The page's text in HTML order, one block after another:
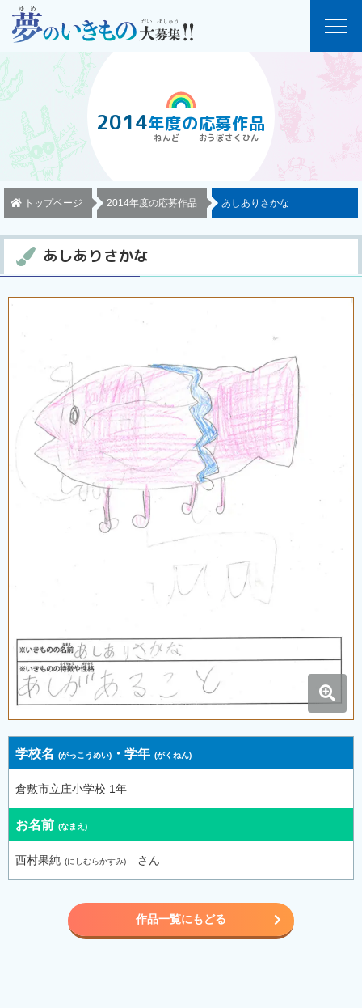
2014年度の応募作品
トップページ 2014年度の応募作品 あしありさかな
あしありさかな
学校名 ・学年
倉敷市立庄小学校 1年
お名前
西村果純 さん
作品一覧にもどる